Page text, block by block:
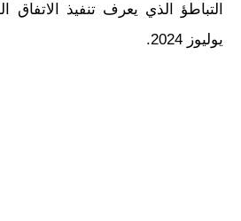
التباطؤ الذي يعرف تنفيذ
يوليوز 2024.